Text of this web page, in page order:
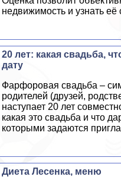
недвижимость и узнать её
20 лет: какая свадьба,
дату
Фарфоровая свадьба –
родителей (друзей,
наступает 20 лет
какая это свадьба и что
которыми задаются
Диета Лесенка, меню